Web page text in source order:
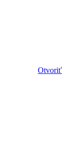
Otvoriť